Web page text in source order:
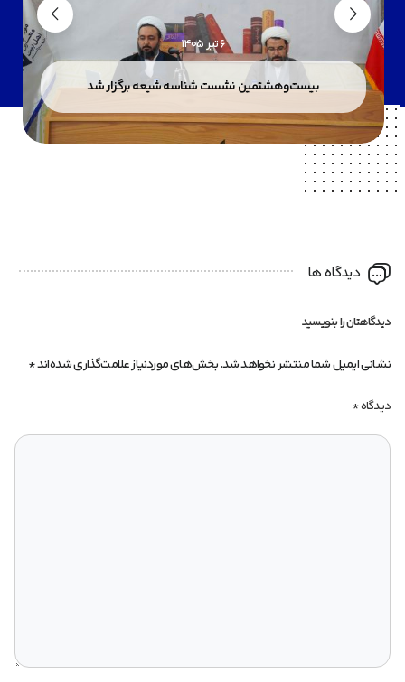
6 تیر 1405
بیست‌وهشتمین نشست شناسه شیعه برگزار شد
دیدگاه ها
دیدگاهتان را بنویسید
نشانی ایمیل شما منتشر نخواهد شد.بخش‌های موردنیاز علامت‌گذاری شده‌اند*
دیدگاه*